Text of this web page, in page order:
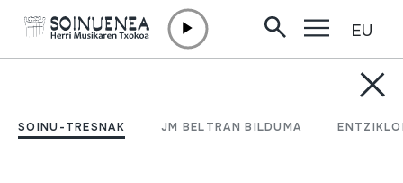
SOINU-TRESNAK JM BELTRAN BILDUMA
EU
DVD